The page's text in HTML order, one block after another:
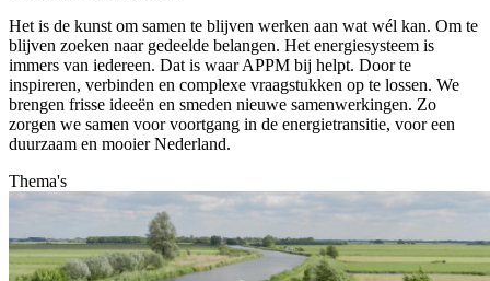
Het is de kunst om samen te blijven werken aan wat wél kan. Om te
blijven zoeken naar gedeelde belangen. Het energiesysteem is
immers van iedereen. Dat is waar APPM bij helpt. Door te
inspireren, verbinden en complexe vraagstukken op te lossen. We
brengen frisse ideeën en smeden nieuwe samenwerkingen. Zo
zorgen we samen voor voortgang in de energietransitie, voor een
duurzaam en mooier Nederland.
Thema's